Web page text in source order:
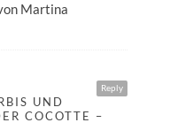
Martina
Reply
UND
COCOTTE –